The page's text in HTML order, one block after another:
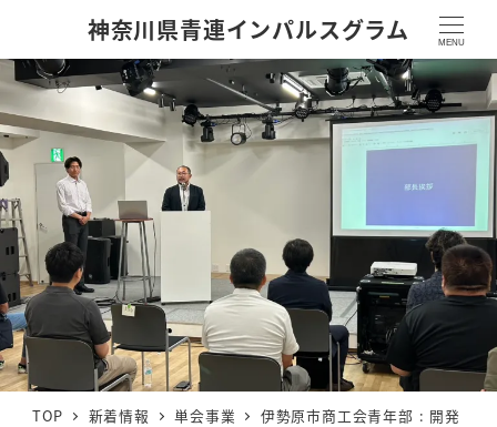
神奈川県青連インパルスグラム MENU
TOP 新着情報 単会事業
伊勢原市商工会青年部 : 開発